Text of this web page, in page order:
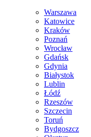
Warszawa
Katowice
Kraków
Poznań
Wrocław
Gdańsk
Gdynia
Białystok
Lublin
Łódź
Rzeszów
Szczecin
Toruń
Bydgoszcz